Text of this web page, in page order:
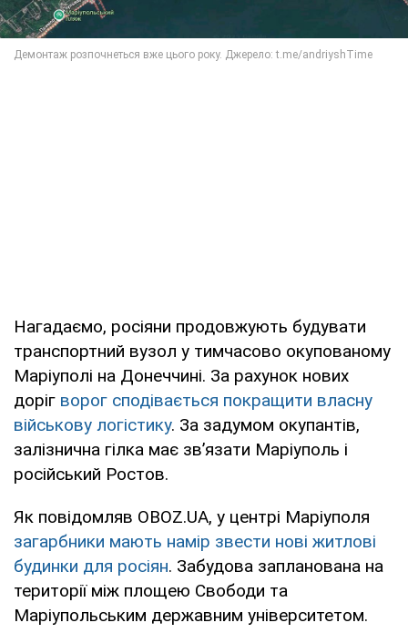
Нагадаємо, росіяни продовжують будувати
транспортний вузол у тимчасово окупованому
Маріуполі на Донеччині. За рахунок нових
доріг ворог сподівається покращити власну
військову логістику. За задумом окупантів,
залізнична гілка має зв’язати Маріуполь і
російський Ростов.
Як повідомляв OBOZ.UA, у центрі Маріуполя
загарбники мають намір звести нові житлові
будинки для росіян. Забудова запланована на
території між площею Свободи та
Маріупольським державним університетом.